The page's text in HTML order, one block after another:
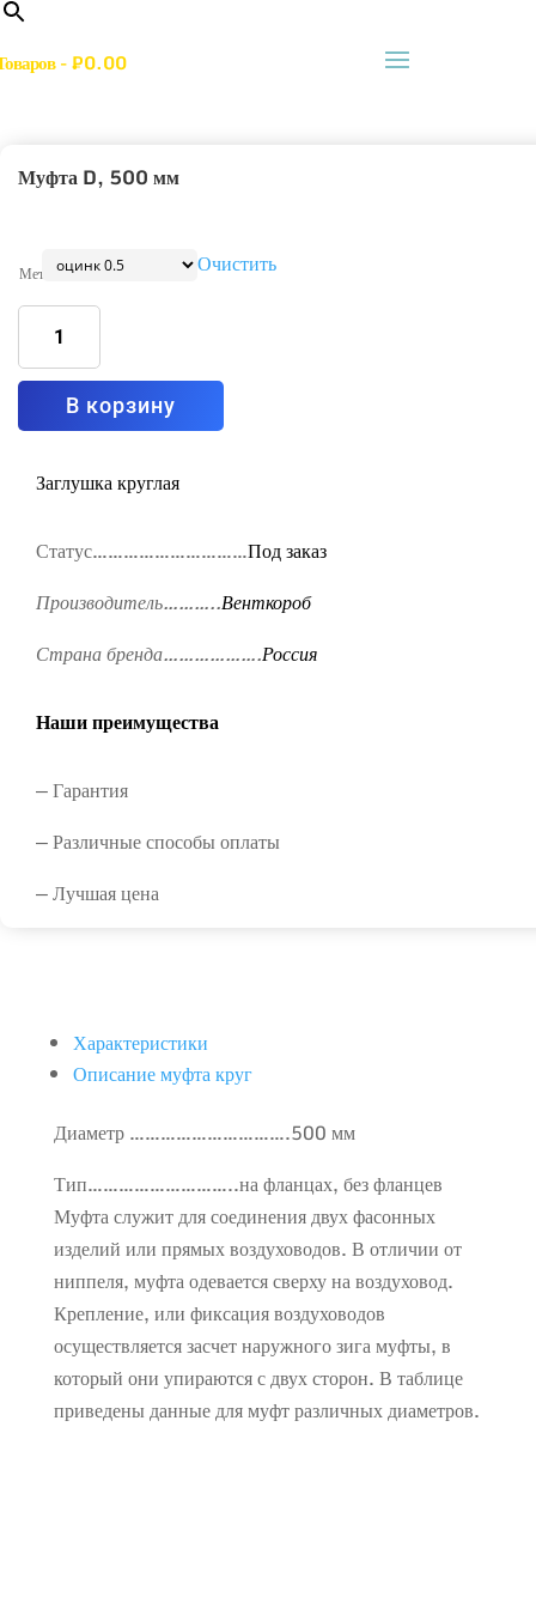
-₽0.00
Муфта D, 500 мм
Металл Очистить
Количество
Муфта
500
мм
В корзину
Заглушка круглая
Статус…………………………Под заказ
Производитель………..Венткороб
Страна бренда……………….Россия
Наши преимущества
— Гарантия
— Различные способы оплаты
— Лучшая цена
Характеристики
Описание муфта круг
Диаметр ………………………….500 мм
Тип………………………..на фланцах, без фланцев
Муфта служит для соединения двух фасонных
изделий или прямых воздуховодов. В отличии от
ниппеля, муфта одевается сверху на воздуховод.
Крепление, или фиксация воздуховодов
осуществляется засчет наружного зига муфты, в
который они упираются с двух сторон. В таблице
приведены данные для муфт различных диаметров.